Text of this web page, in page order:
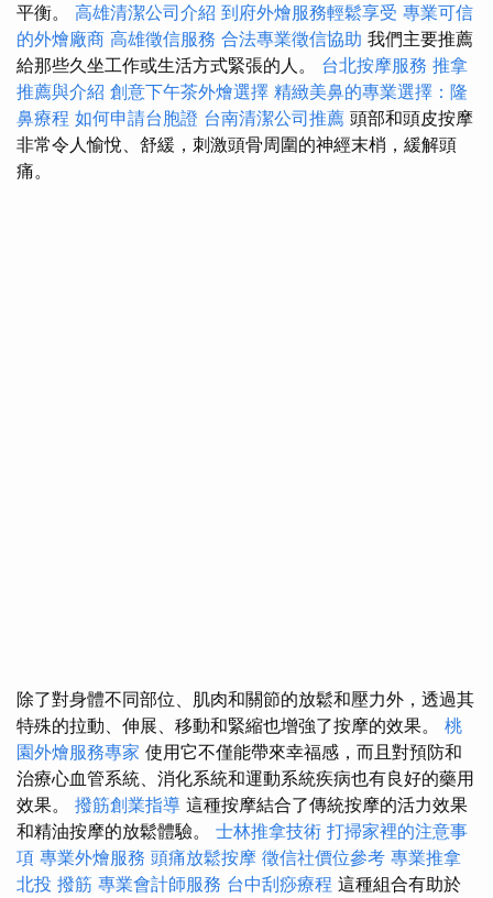
平衡。 高雄清潔公司介紹 到府外燴服務輕鬆享受 專業可信
的外燴廠商 高雄徵信服務 合法專業徵信協助 我們主要推薦
給那些久坐工作或生活方式緊張的人。 台北按摩服務 推拿
推薦與介紹 創意下午茶外燴選擇 精緻美鼻的專業選擇：隆
鼻療程 如何申請台胞證 台南清潔公司推薦 頭部和頭皮按摩
非常令人愉悅、舒緩，刺激頭骨周圍的神經末梢，緩解頭
痛。
除了對身體不同部位、肌肉和關節的放鬆和壓力外，透過其
特殊的拉動、伸展、移動和緊縮也增強了按摩的效果。 桃
園外燴服務專家 使用它不僅能帶來幸福感，而且對預防和
治療心血管系統、消化系統和運動系統疾病也有良好的藥用
效果。 撥筋創業指導 這種按摩結合了傳統按摩的活力效果
和精油按摩的放鬆體驗。 士林推拿技術 打掃家裡的注意事
項 專業外燴服務 頭痛放鬆按摩 徵信社價位參考 專業推拿
北投 撥筋 專業會計師服務 台中刮痧療程 這種組合有助於